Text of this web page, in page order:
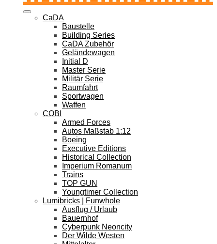
CaDA
Baustelle
Building Series
CaDA Zubehör
Geländewagen
Initial D
Master Serie
Militär Serie
Raumfahrt
Sportwagen
Waffen
COBI
Armed Forces
Autos Maßstab 1:12
Boeing
Executive Editions
Historical Collection
Imperium Romanum
Trains
TOP GUN
Youngtimer Collection
Lumibricks | Funwhole
Ausflug / Urlaub
Bauernhof
Cyberpunk Neoncity
Der Wilde Westen